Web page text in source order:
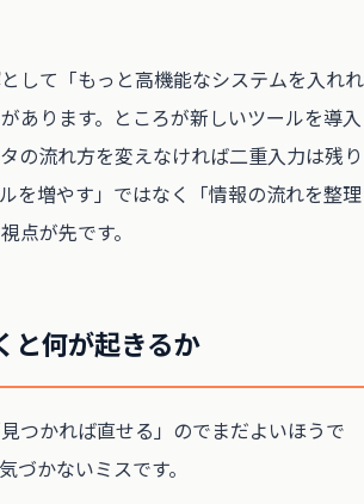
して「もっと高機能なシステムを入れれ
あります。ところが新しいツールを導入
の流れ方を変えなければ二重入力は残り
を増やす」ではなく「情報の流れを整理
点が先です。
と何が起きるか
つかれば直せる」のでまだよいほうで
づかないミスです。